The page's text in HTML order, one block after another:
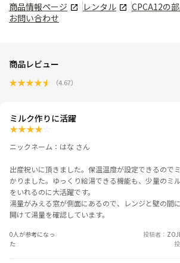
商品情報ページ レンタル CPCA12の
お問い合わせ
商品レビュー
★★★★★ （4.67）
ミルク作りに活躍
★★★★
ニックネーム：はな さん
出産祝いに頂きました。保温温度が設定できるので
かりました。ゆっくり給湯できる機能も、少量のミ
をいれるのに大活躍です。
湯量がみえる窓が側面にあるので、レンジと壁の間
開けて湯量を確認しています。
0人が参考になっ
た
投稿者